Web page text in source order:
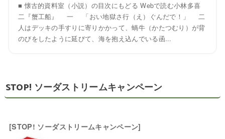
■ 懐古的資料室（小説）の目次にもどる Webで読む小林多喜
二『蟹工船』 一 「おい地獄さ行（え）ぐんだで！」 二
人はデッキの手すりに寄りかかって、蝸牛（かたつむり）が背
のびをしたように延びて、海を抱え込んでいる函...
STOP! ソーダストリームキャンペーン
[STOP! ソーダストリームキャンペーン]